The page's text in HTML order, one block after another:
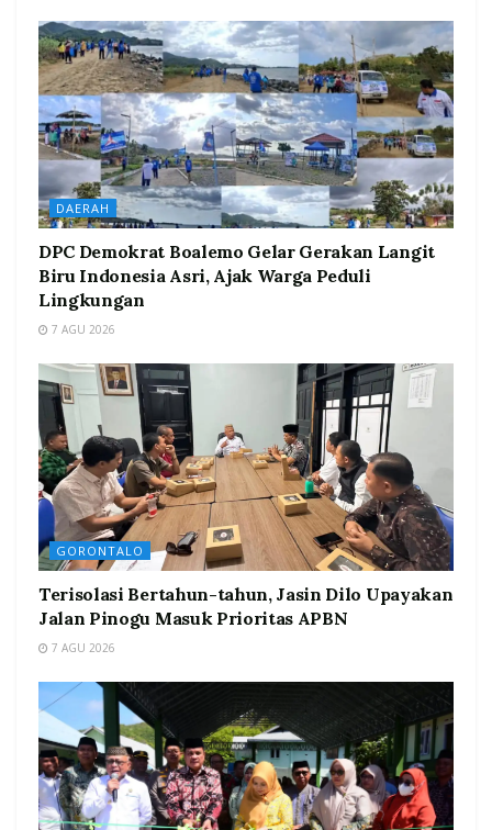
DAERAH
DPC Demokrat Boalemo Gelar Gerakan Langit
Biru Indonesia Asri, Ajak Warga Peduli
Lingkungan
7 AGU 2026
GORONTALO
Terisolasi Bertahun-tahun, Jasin Dilo Upayakan
Jalan Pinogu Masuk Prioritas APBN
7 AGU 2026